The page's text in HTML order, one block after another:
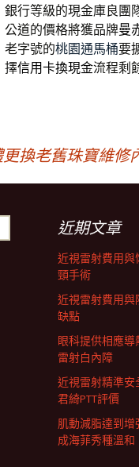
銀行等級的現金庫良團
公道的價格將獲品牌曼
老字號的桃園通馬桶要
擇信用卡換現金流程剩
更換老舊珠寶維修
近期文章
近視雷射費用
頸手術
近視雷射費用
缺點
眼科提供相應
雷射白內障
近視雷射精準
君綺PTT評價
肌動減脂達到
成海菲秀種溫和